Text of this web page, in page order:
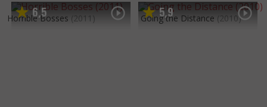
6,5
Horrible Bosses (2011) 5,9
Going the Distance (2010)